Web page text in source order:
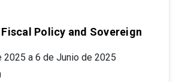
Policy and Sovereign
2025 a 6 de Junio de 2025